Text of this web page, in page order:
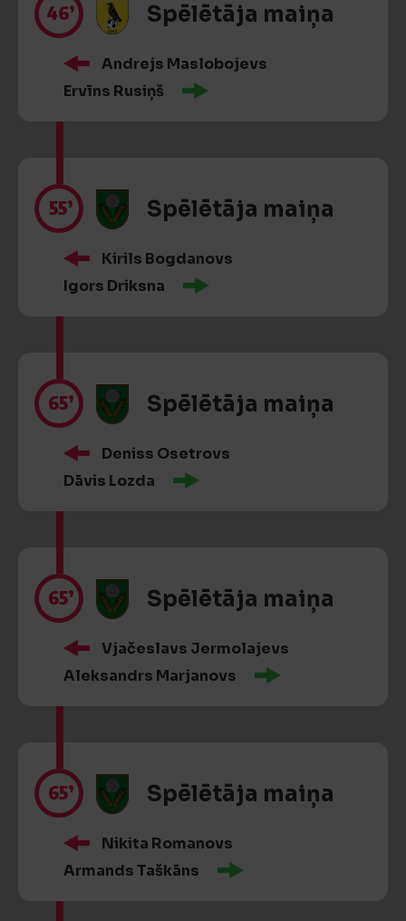
46’ Spēlētāja maiņa
Andrejs Maslobojevs
Ervīns Rusiņš
55’ Spēlētāja maiņa
Kirils Bogdanovs
Igors Driksna
65’ Spēlētāja maiņa
Deniss Osetrovs
Dāvis Lozda
65’ Spēlētāja maiņa
Vjačeslavs Jermolajevs
Aleksandrs Marjanovs
65’ Spēlētāja maiņa
Nikita Romanovs
Armands Taškāns